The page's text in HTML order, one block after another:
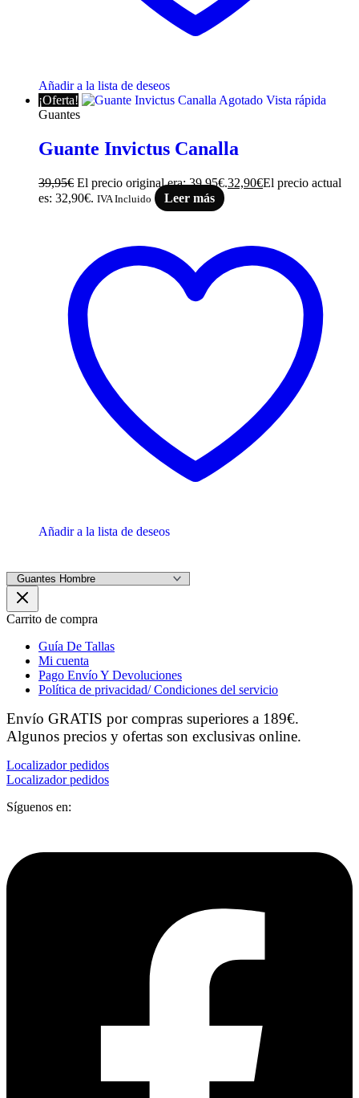
Añadir a la lista de deseos
¡Oferta!
Agotado Vista rápida
Guantes
Guante Invictus Canalla
39,95€ El precio original era: 39,95€.32,90€El precio actual
es: 32,90€. IVA Incluido Leer más
Añadir a la lista de deseos
Carrito de compra
Guía De Tallas
Mi cuenta
Pago Envío Y Devoluciones
Política de privacidad/ Condiciones del servicio
Envío GRATIS por compras superiores a 189€.
Algunos precios y ofertas son exclusivas online.
Localizador pedidos
Localizador pedidos
Síguenos en: